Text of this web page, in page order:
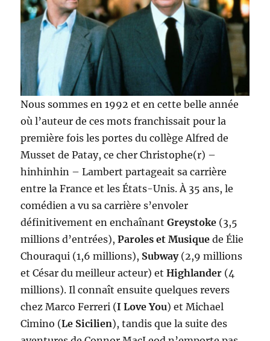
Nous sommes en 1992 et en cette belle année
où l’auteur de ces mots franchissait pour la
première fois les portes du collège Alfred de
Musset de Patay, ce cher Christophe(r) –
hinhinhin – Lambert partageait sa carrière
entre la France et les États-Unis. À 35 ans, le
comédien a vu sa carrière s’envoler
définitivement en enchaînantGreystoke (3,5
millions d’entrées),Paroles et Musique de Élie
Chouraqui (1,6 millions), Subway(2,9 millions
et César du meilleur acteur) etHighlander (4
millions). Il connaît ensuite quelques revers
chez Marco Ferreri (I Love You) et Michael
Cimino (Le Sicilien), tandis que la suite des